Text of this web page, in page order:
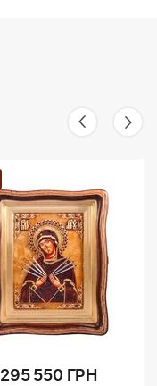
295 550 ГРН